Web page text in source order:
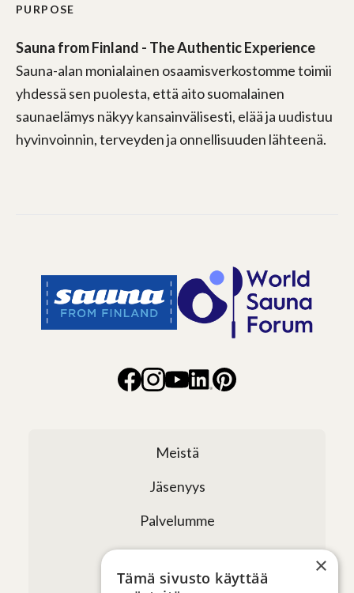
PURPOSE
Sauna from Finland - The Authentic Experience
Sauna-alan monialainen osaamisverkostomme toimii
yhdessä sen puolesta, että aito suomalainen
saunaelämys näkyy kansainvälisesti, elää ja uudistuu
hyvinvoinnin, terveyden ja onnellisuuden lähteenä.
Meistä
Jäsenyys
Palvelumme
Verkostomme
Tapahtumat
×
Tämä sivusto käyttää